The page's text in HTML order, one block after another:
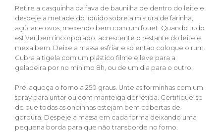
Retire a casquinha da fava de baunilha de dentro do leite e
despeje a metade do líquido sobre a mistura de farinha,
açúcar e ovos, mexendo bem com um fouet. Quando tudo
estiver bem incorporado, acrescente o restante do leite e
mexa bem. Deixe a massa esfriar e só então coloque o rum.
Cubra a tigela com um plástico filme e leve para a
geladeira por no mínimo 8h, ou de um dia para o outro.
Pré-aqueça o forno a 250 graus. Unte as forminhas com um
spray para untar ou com manteiga derretida. Certifique-se
de que todas as ondinhas estejam bem cobertas de
gordura. Despeje a massa em cada forma deixando uma
pequena borda para que não transborde no forno.